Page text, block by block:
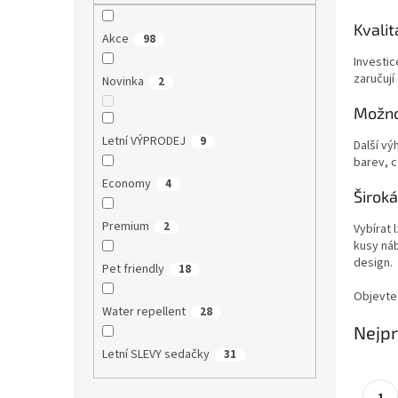
Akce 98
Novinka 2
Letní VÝPRODEJ 9
Economy 4
Premium 2
Pet friendly 18
Water repellent 28
Letní SLEVY sedačky 31
Další
barev,
Vybírat
kusy
design.